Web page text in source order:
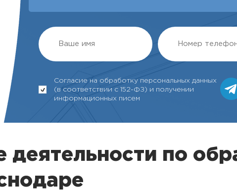
Согласие на обработку персональных данных
(в соответствии с 152-ФЗ) и получении
информационных писем
деятельности по